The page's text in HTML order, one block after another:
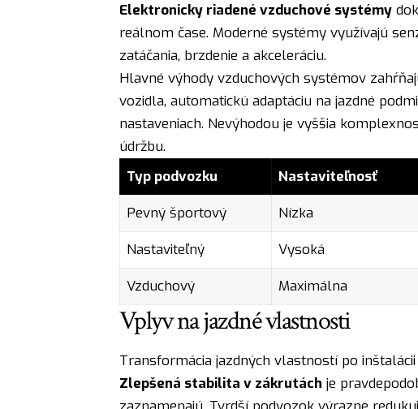
Elektronicky riadené vzduchové systémy
reálnom čase. Moderné systémy využívajú
zatáčania, brzdenie a akceleráciu.
Hlavné výhody vzduchových systémov
vozidla, automatickú adaptáciu na jazdné
nastaveniach. Nevýhodou je vyššia
údržbu.
Typ podvozku
Nastaviteľnosť
Pevný športový
Nízka
Nastaviteľný
Vysoká
Vzduchový
Maximálna
Vplyv na jazdné vlastnosti
Transformácia jazdných vlastností po
Zlepšená stabilita v zákrutách je